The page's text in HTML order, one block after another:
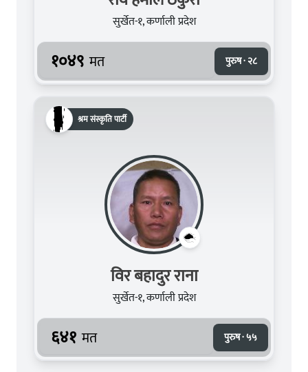
सुर्खेत-१, कर्णाली प्रदेश
१०४९ मत पुरुष · २८
श्रम संस्कृति पार्टी
विर बहादुर राना
सुर्खेत-१, कर्णाली प्रदेश
६४१ मत पुरुष · ५५